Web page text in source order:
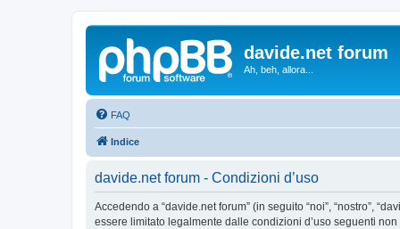
davide.net forum
Ah, beh, allora...
FAQ
Indice
davide.net forum - Condizioni d’uso
Accedendo a “davide.net forum” (in seguito “noi”, “nostro”,
essere limitato legalmente dalle condizioni d’uso seguenti